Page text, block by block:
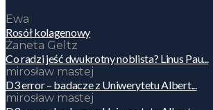
Ewa
Rosół kolagenowy
Żaneta Geltz
Co radzi jeść dwukrotny noblista? Linus Pau...
mirosław mastej
D3 error – badacze z Uniwerytetu Albert...
mirosław mastej